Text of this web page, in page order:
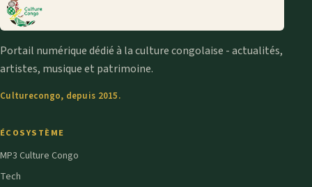
Portail numérique dédié à la culture congolaise - actualités,
artistes, musique et patrimoine.
Culturecongo, depuis 2015.
ÉCOSYSTÈME
MP3 Culture Congo
Tech